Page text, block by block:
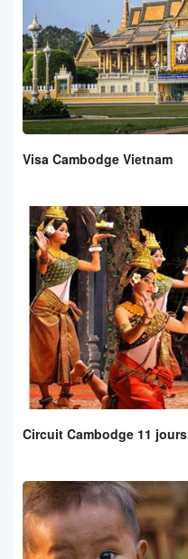
Visa Cambodge Vietnam
Circuit Cambodge 11 jours